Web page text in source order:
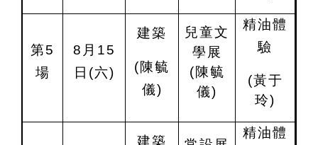
第5
場
8 月15
日 (六)
建築
(陳毓
儀)
兒童文
學展
(陳毓
儀)
精油體
驗
(黃于
玲)
建築
精油體